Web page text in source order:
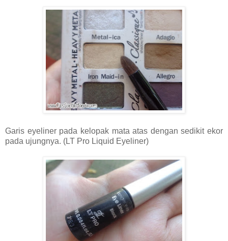
Garis eyeliner pada kelopak mata atas dengan sedikit ekor
pada ujungnya. (LT Pro Liquid Eyeliner)